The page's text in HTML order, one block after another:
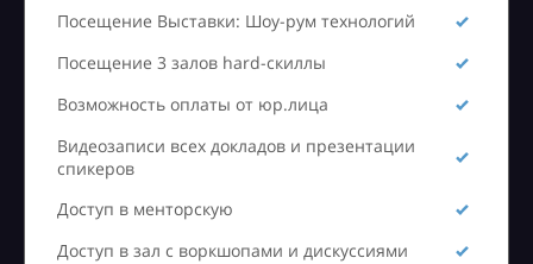
Посещение Выставки: Шоу-рум технологий
Посещение 3 залов hard-скиллы
Возможность оплаты от юр.лица
Видеозаписи всех докладов и презентации
спикеров
Доступ в менторскую
Доступ в зал с воркшопами и дискуссиями